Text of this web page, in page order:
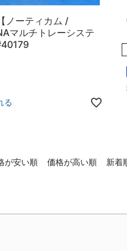
ノーティカム /
マルチトレーシステ
る
が安い順 価格が高い順 新着